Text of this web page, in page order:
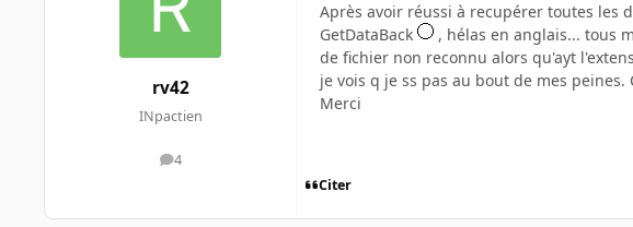
rv42
INpactien
4
messages
Après avoir réussi à recupérer toutes les
GetDataBack
, hélas en anglais... tous
de fichier non reconnu alors qu'ayt
je vois q je ss pas au bout de mes peines.
Merci
Citer